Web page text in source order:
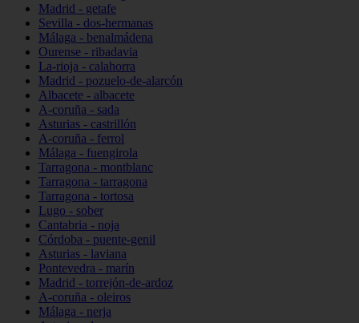
Madrid - getafe
Sevilla - dos-hermanas
Málaga - benalmádena
Ourense - ribadavia
La-rioja - calahorra
Madrid - pozuelo-de-alarcón
Albacete - albacete
A-coruña - sada
Asturias - castrillón
A-coruña - ferrol
Málaga - fuengirola
Tarragona - montblanc
Tarragona - tarragona
Tarragona - tortosa
Lugo - sober
Cantabria - noja
Córdoba - puente-genil
Asturias - laviana
Pontevedra - marín
Madrid - torrejón-de-ardoz
A-coruña - oleiros
Málaga - nerja